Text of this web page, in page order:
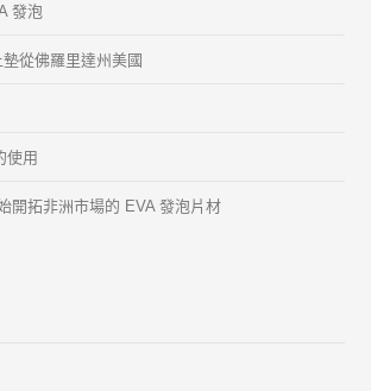
發泡
從佛羅里達州美國
使用
開拓非洲市場的 EVA 發泡片材